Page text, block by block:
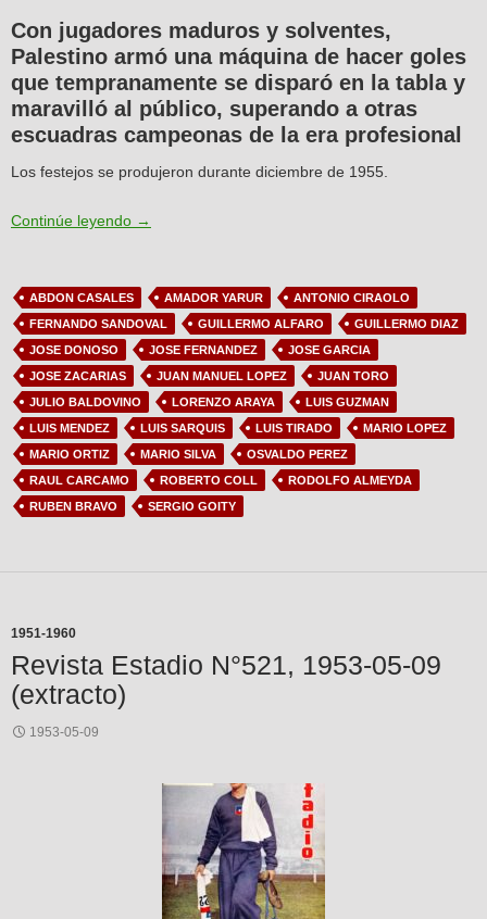
Con jugadores maduros y solventes,
Palestino armó una máquina de hacer goles
que tempranamente se disparó en la tabla y
maravilló al público, superando a otras
escuadras campeonas de la era profesional
Los festejos se produjeron durante diciembre de 1955.
Continúe leyendo 1955: Los millonarios del gol
→
ABDON CASALES AMADOR YARUR
ANTONIO CIRAOLO
FERNANDO SANDOVAL
GUILLERMO ALFARO
GUILLERMO DIAZ
JOSE DONOSO
JOSE FERNANDEZ
JOSE GARCIA
JOSE ZACARIAS
JUAN MANUEL LOPEZ
JUAN TORO
JULIO BALDOVINO
LORENZO ARAYA
LUIS GUZMAN
LUIS MENDEZ
LUIS SARQUIS LUIS TIRADO
MARIO LOPEZ
MARIO ORTIZ
MARIO SILVA
OSVALDO PEREZ
RAUL CARCAMO
ROBERTO COLL
RODOLFO ALMEYDA
RUBEN BRAVO
SERGIO GOITY
1951-1960
Revista Estadio N°521, 1953-05-09
(extracto)
1953-05-09